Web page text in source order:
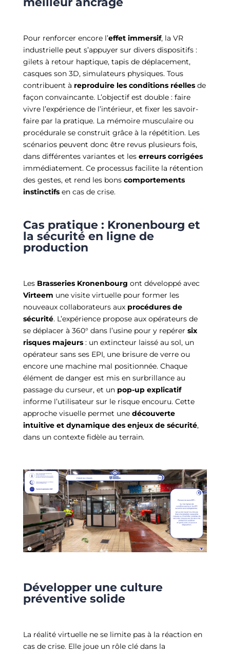
Pour renforcer encore l’effet immersif, la VR
industrielle peut s’appuyer sur divers dispositifs :
gilets à retour haptique, tapis de déplacement,
casques son 3D, simulateurs physiques. Tous
contribuent à reproduire les conditions réellesde
façon convaincante. L’objectif est double : faire
vivre l’expérience de l’intérieur, et fixer les savoir-
faire par la pratique. La mémoire musculaire ou
procédurale se construit grâce à la répétition. Les
scénarios peuvent donc être revus plusieurs fois,
dans différentes variantes et les erreurs corrigées
immédiatement. Ce processus facilite la rétention
des gestes, et rend les bons comportements
instinctifsen cas de crise.
Cas pratique : Kronenbourg et
la sécurité en ligne de
production
LesBrasseries Kronenbourg ont développé avec
Virteem une visite virtuelle pour former les
nouveaux collaborateurs aux procédures de
sécurité. L’expérience propose aux opérateurs de
se déplacer à 360° dans l’usine pour y repérer six
risques majeurs: un extincteur laissé au sol, un
opérateur sans ses EPI, une brisure de verre ou
encore une machine mal positionnée. Chaque
élément de danger est mis en surbrillance au
passage du curseur, et unpop-up explicatif
informe l’utilisateur sur le risque encouru. Cette
approche visuelle permet une découverte
intuitive et dynamique des enjeux de sécurité,
dans un contexte fidèle au terrain.
Développer une culture
préventive solide
La réalité virtuelle ne se limite pas à la réaction en
cas de crise. Elle joue un rôle clé dans la